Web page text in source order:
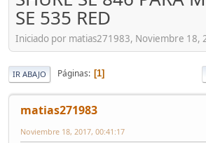
SE 535 RED
Iniciado por matias271983, Noviembre 18,
IR ABAJO Páginas 1
matias271983
Noviembre 18, 2017, 00:41:17